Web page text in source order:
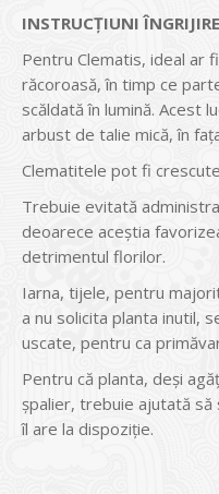
INSTRUCŢIUNI
Pentru Clematis, ideal ar
răcoroasă, în timp ce
scăldată în lumină. Acest
arbust de talie mică, în
Clematitele pot fi
Trebuie evitată
deoarece aceştia
detrimentul florilor.
Iarna, tijele, pentru
a nu solicita planta inutil,
uscate, pentru ca
Pentru că planta, deşi
şpalier, trebuie ajutată
îl are la dispoziţie.